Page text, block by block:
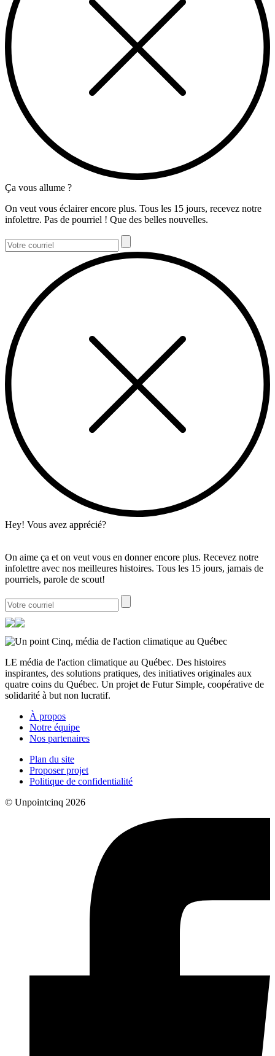
Ça vous allume ?
On veut vous éclairer encore plus. Tous les 15 jours, recevez notre
infolettre. Pas de pourriel ! Que des belles nouvelles.
Hey! Vous avez apprécié?
On aime ça et on veut vous en donner encore plus. Recevez notre
infolettre avec nos meilleures histoires. Tous les 15 jours, jamais de
pourriels, parole de scout!
LE média de l'action climatique au Québec. Des histoires
inspirantes, des solutions pratiques, des initiatives originales aux
quatre coins du Québec. Un projet de Futur Simple, coopérative de
solidarité à but non lucratif.
À propos
Notre équipe
Nos partenaires
Plan du site
Proposer projet
Politique de confidentialité
© Unpointcinq 2026